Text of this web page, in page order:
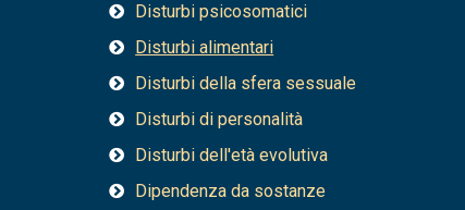
Disturbi psicosomatici
Disturbi alimentari
Disturbi della sfera sessuale
Disturbi di personalità
Disturbi dell'età evolutiva
Dipendenza da sostanze